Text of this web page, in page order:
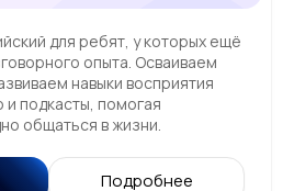
для ребят, у которых ещё
опыта. Осваиваем
навыки восприятия
и подкасты, помогая
общаться в жизни.
Подробнее